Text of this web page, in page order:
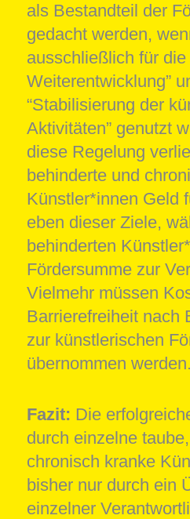
als Bestandteil der
gedacht werden,
ausschließlich für die
Weiterentwicklung”
“Stabilisierung der
Aktivitäten” genutzt
diese Regelung
behinderte und
Künstler*innen Geld
eben dieser Ziele,
behinderten
Fördersumme zur
Vielmehr müssen
Barrierefreiheit nach
zur künstlerischen
übernommen werden.
Fazit: Die
durch einzelne
chronisch kranke
bisher nur durch ein
einzelner